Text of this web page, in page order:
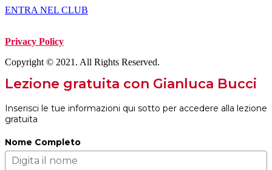
ENTRA NEL CLUB
Privacy Policy
Copyright © 2021. All Rights Reserved.
Lezione gratuita con Gianluca Bucci
Inserisci le tue informazioni qui sotto per accedere alla lezione
gratuita
Nome Completo